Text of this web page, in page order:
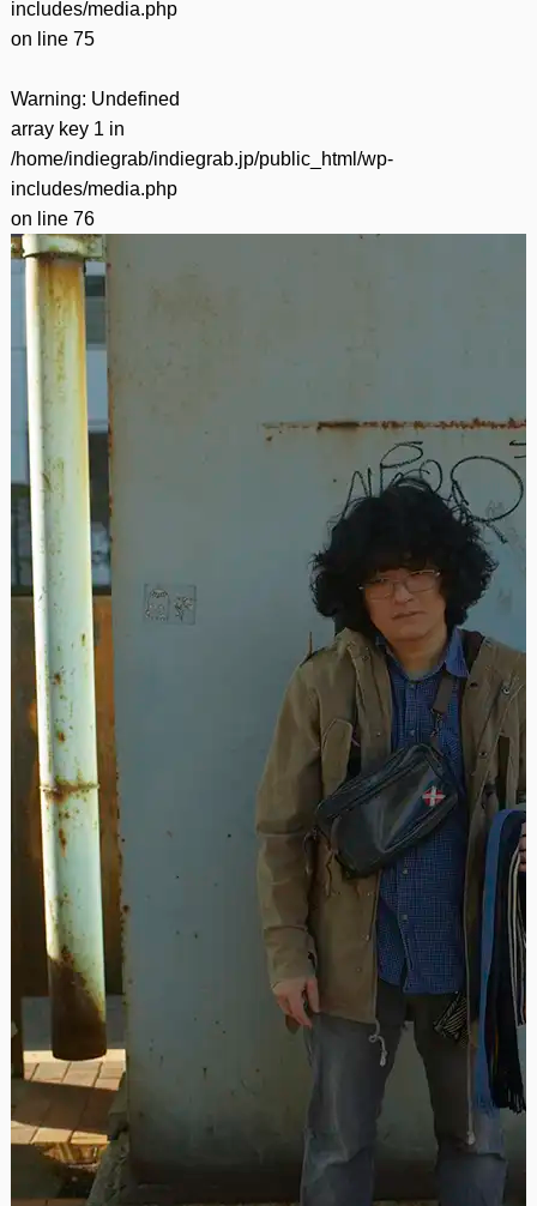
includes/media.php
on line 75
Warning: Undefined
array key 1 in
/home/indiegrab/indiegrab.jp/public_html/wp-
includes/media.php
on line 76